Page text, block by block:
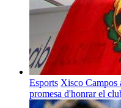
Esports Xisco Campos
promesa d'honrar el